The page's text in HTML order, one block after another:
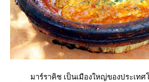
มาร์ราคิช เป็นเมืองใหญ่ของประเทศโ